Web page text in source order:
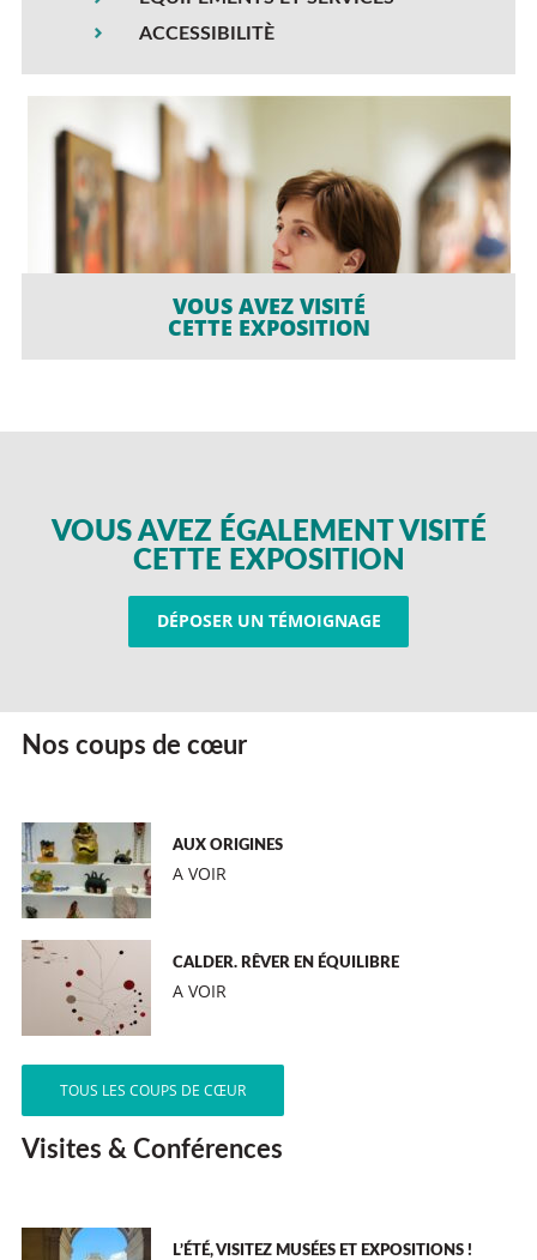
ACCESSIBILITÈ
VOUS AVEZ VISITÉ
CETTE EXPOSITION
VOUS AVEZ ÉGALEMENT VISITÉ
CETTE EXPOSITION
DÉPOSER UN TÉMOIGNAGE
Nos coups de cœur
AUX ORIGINES
A VOIR
CALDER. RÊVER EN ÉQUILIBRE
A VOIR
TOUS LES COUPS DE CŒUR
Visites & Conférences
L’ÉTÉ, VISITEZ MUSÉES ET EXPOSITIONS !